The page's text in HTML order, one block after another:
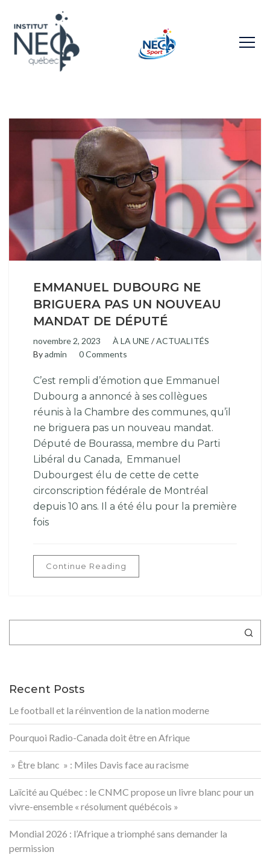
EMMANUEL DUBOURG NE
BRIGUERA PAS UN NOUVEAU
MANDAT DE DÉPUTÉ
novembre 2, 2023 À LA UNE /ACTUALITÉS
Byadmin 0 Comments
C’est rempli d’émotion que Emmanuel
Dubourg a annoncé à ses collègues
réunis à la Chambre des communes, qu’il
ne briguera pas un nouveau mandat.
Député de Bourassa, membre du Parti
Libéral du Canada, Emmanuel
Dubourgest élu de cette de cette
circonscription fédérale de Montréal
depuis 10 ans. Il a été élu pour la première
fois
Continue Reading
Recent Posts
Le football et la réinvention de la nation moderne
Pourquoi Radio-Canada doit être en Afrique
» Être blanc » : Miles Davis face au racisme
Laïcité au Québec : le CNMC propose un livre blanc pour un
vivre-ensemble « résolument québécois »
Mondial 2026 : l’Afrique a triomphé sans demander la
permission